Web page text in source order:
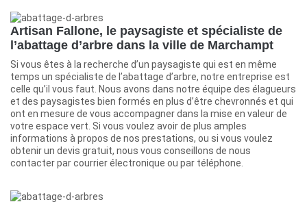
Artisan Fallone, le paysagiste et spécialiste de
l’abattage d’arbre dans la ville de Marchampt
Si vous êtes à la recherche d’un paysagiste qui est en même
temps un spécialiste de l’abattage d’arbre, notre entreprise est
celle qu’il vous faut. Nous avons dans notre équipe des élagueurs
et des paysagistes bien formés en plus d’être chevronnés et qui
ont en mesure de vous accompagner dans la mise en valeur de
votre espace vert. Si vous voulez avoir de plus amples
informations à propos de nos prestations, ou si vous voulez
obtenir un devis gratuit, nous vous conseillons de nous
contacter par courrier électronique ou par téléphone.